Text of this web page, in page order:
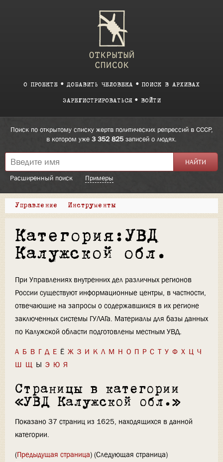
О ПРОЕКТЕ ДОБАВИТЬ ЧЕЛОВЕКА ПОИСК В АРХИВАХ
ЗАРЕГИСТРИРОВАТЬСЯ ВОЙТИ
Поиск по открытому списку жертв политических репрессий в СССР,
в котором уже 3 352 825 записей о людях.
Расширенный поиск Примеры
Управление Инструменты
Категория:УВД
Калужской обл.
При Управлениях внутренних дел различных регионов
России существуют информационные центры, в частности,
отвечающие на запросы о содержавшихся в их регионе
заключенных системы ГУЛАГа. Материалы для базы данных
по Калужской области подготовлены местным УВД.
А Б В Г Д Е Ё Ж З И К Л М Н О П Р С Т У Ф Х Ц Ч
Ш Щ Ы Э Ю Я
Страницы в категории
«УВД Калужской обл.»
Показано 37 страниц из 1625, находящихся в данной
категории.
(Предыдущая страница) (Следующая страница)